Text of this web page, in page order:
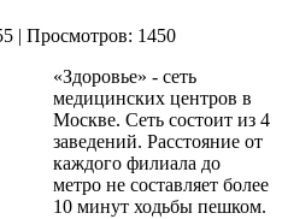
| Просмотров: 1450
«Здоровье» - сеть
медицинских центров в
Москве. Сеть состоит из 4
заведений. Расстояние от
каждого филиала до
метро не составляет более
10 минут ходьбы пешком.